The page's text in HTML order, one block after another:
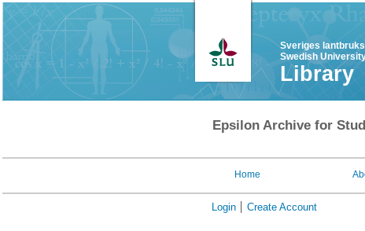
Sveriges
Swedish
Library
Epsilon Archive for
Home
Login Create Account